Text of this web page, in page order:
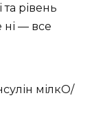
рівень
ні — все
мілкО/